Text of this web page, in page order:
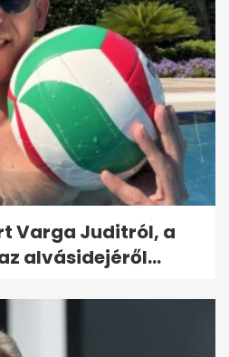
Varga Juditról, a
alvásidejéről...